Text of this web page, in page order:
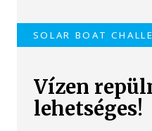
SOLAR BOAT
Vízen
lehetséges!